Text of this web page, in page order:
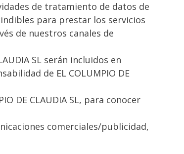
de tratamiento de datos de
para prestar los servicios
de nuestros canales de
SL serán incluidos en
de EL COLUMPIO DE
DE CLAUDIA SL, para conocer
comerciales/publicidad,